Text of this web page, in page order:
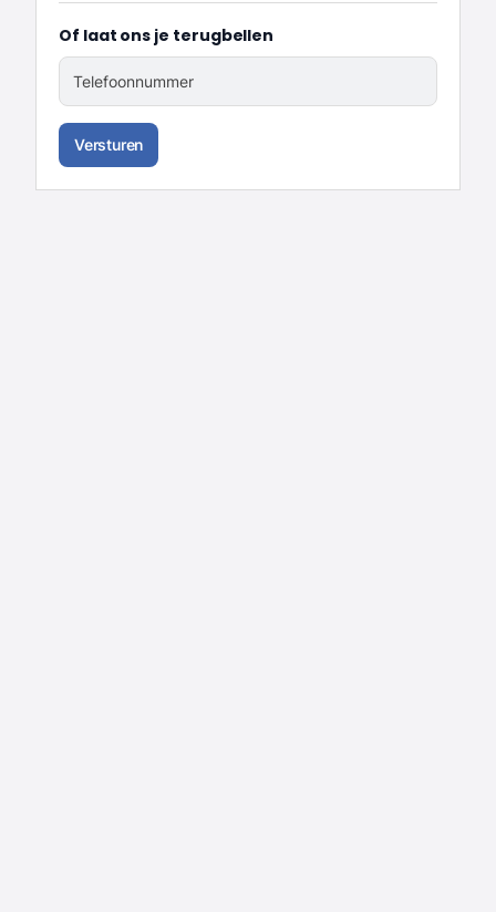
Of laat ons je terugbellen
Telefoonnummer
Versturen